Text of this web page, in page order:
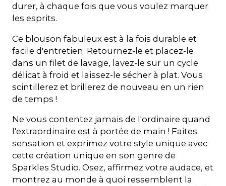
durer, à chaque fois que vous voulez marquer
les esprits.
Ce blouson fabuleux est à la fois durable et
facile d'entretien. Retournez-le et placez-le
dans un filet de lavage, lavez-le sur un cycle
délicat à froid et laissez-le sécher à plat. Vous
scintillerez et brillerez de nouveau en un rien
de temps !
Ne vous contentez jamais de l'ordinaire quand
l'extraordinaire est à portée de main ! Faites
sensation et exprimez votre style unique avec
cette création unique en son genre de
Sparkles Studio. Osez, affirmez votre audace, et
montrez au monde à quoi ressemblent la